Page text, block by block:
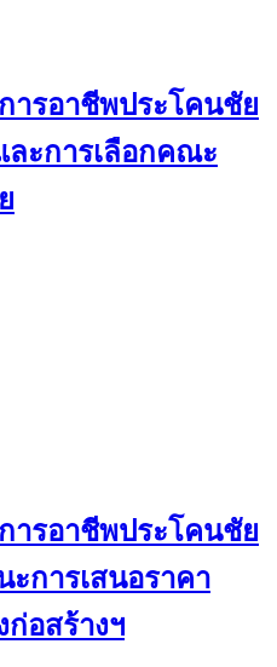
ารอาชีพประโคนชัย
ละการเลือกคณะ
ารอาชีพประโคนชัย
ะการเสนอราคา
ก่อสร้างฯ